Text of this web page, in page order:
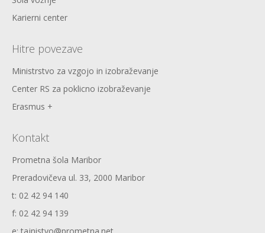
Karierni center
Hitre povezave
Ministrstvo za vzgojo in izobraževanje
Center RS za poklicno izobraževanje
Erasmus +
Kontakt
Prometna šola Maribor
Preradovičeva ul. 33, 2000 Maribor
t: 02 42 94 140
f: 02 42 94 139